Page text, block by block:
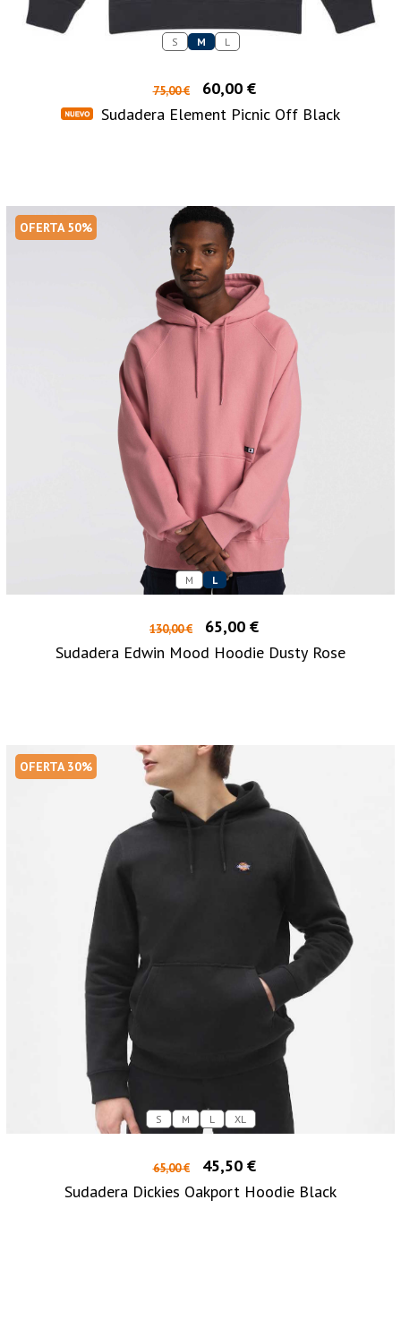
S M L
75,00 €
60,00 €
Sudadera Element Picnic Off Black
OFERTA 50%
M L
130,00 €
65,00 €
Sudadera Edwin Mood Hoodie Dusty Rose
OFERTA 30%
S M L XL
65,00 €
45,50 €
Sudadera Dickies Oakport Hoodie Black